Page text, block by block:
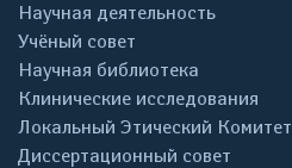
Научная деятельность
Учёный совет
Научная библиотека
Клинические исследования
Локальный Этический Комитет
Диссертационный совет